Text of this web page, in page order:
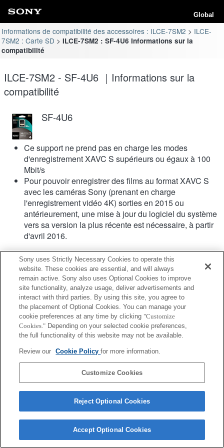
Global
Informations de compatibilité des accessoires : ILCE-7SM2
ILCE-
7SM2 : Carte SD
ILCE-7SM2 : SF-4U6 Informations sur la
compatibilité
ILCE-7SM2 - SF-4U6 ｜Informations sur la
compatibilité
SF-4U6
Ce support ne prend pas en charge les modes
d'enregistrement XAVC S supérieurs ou égaux à 100
Mbit/s
Pour pouvoir enregistrer des films au format XAVC S
avec les caméras Sony (prenant en charge
l'enregistrement vidéo 4K) sorties en 2015 ou
antérieurement, une mise à jour du logiciel du système
vers sa version la plus récente est nécessaire, à partir
d'avril 2016.
Terms of Use Contact Us
Copyright 2026 Sony Corporation
Sony uses Strictly Necessary Cookies to operate this
website. These cookies are essential, and will always
remain active. Sony also uses Optional Cookies to improve
site functionality, analyze usage, deliver advertisements and
interact with third parties. By using this site, you agree to
the placement of Optional Cookies. You can manage your
cookie preferences at any time by clicking "Customize
Cookies." Depending on your selected cookie preferences,
the full functionality of this website may not be available.
Review our Cookie Policyfor more information.
Customize Cookies
Reject Optional Cookies
Accept Optional Cookies